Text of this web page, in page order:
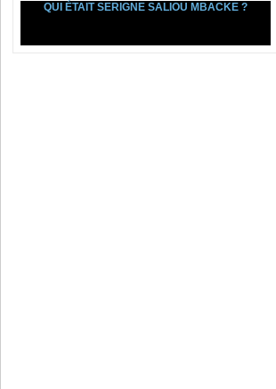
QUI ÉTAIT SERIGNE SALIOU MBACKE ?